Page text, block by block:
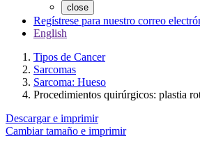
close
Regístrese para nuestro correo
English
Tipos de Cancer
Sarcomas
Sarcoma: Hueso
Procedimientos quirúrgicos: plastia
Descargar e imprimir
Cambiar tamaño e imprimir